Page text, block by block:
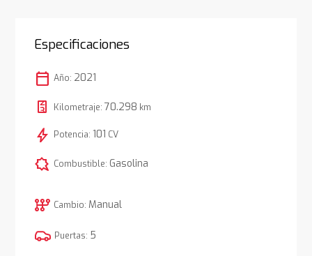
Especificaciones
calendar_today Año: 2021
Kilometraje: 70.298 km
bolt Potencia: 101 CV
comic_bubble Combustible: Gasolina
auto_transmission Cambio: Manual
Puertas: 5